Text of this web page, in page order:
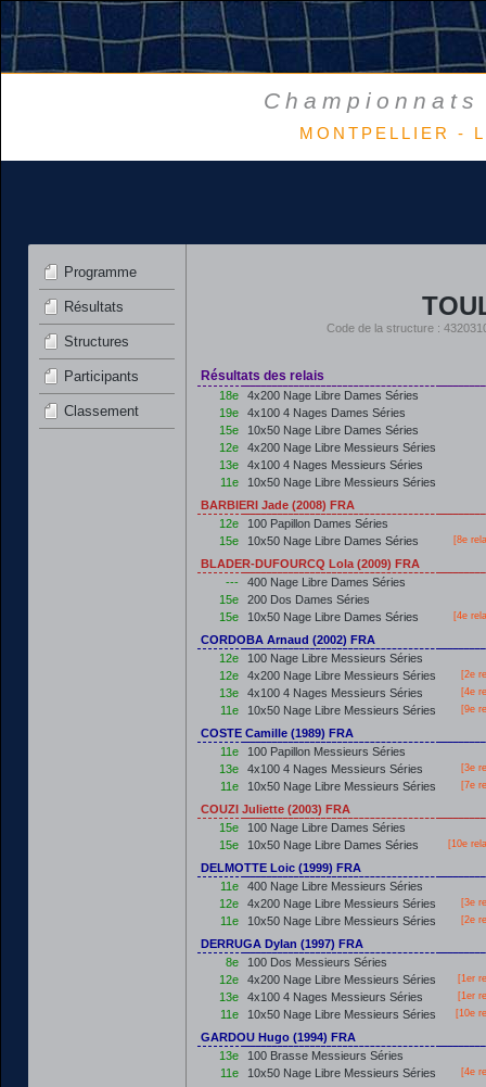
MONTPELLIER -
Programme
Résultats
Structures
Participants
Classement
Code de la structure :
Résultats des relais
18e
4x200 Nage Libre Dames Séries
19e
4x100 4 Nages Dames Séries
15e
10x50 Nage Libre Dames Séries
12e
4x200 Nage Libre Messieurs Séries
13e
4x100 4 Nages Messieurs Séries
11e
10x50 Nage Libre Messieurs Séries
BARBIERI Jade (2008) FRA
12e
100 Papillon Dames Séries
15e
10x50 Nage Libre Dames Séries [8e
BLADER-DUFOURCQ Lola (2009) FRA
---
400 Nage Libre Dames Séries
15e
200 Dos Dames Séries
15e
10x50 Nage Libre Dames Séries [4e
CORDOBA Arnaud (2002) FRA
12e
100 Nage Libre Messieurs Séries
12e
4x200 Nage Libre Messieurs Séries [2e
13e 4x100 4 Nages Messieurs Séries [4e
11e 10x50 Nage Libre Messieurs Séries [9e
COSTE Camille (1989) FRA
11e
100 Papillon Messieurs Séries
13e
4x100 4 Nages Messieurs Séries [3e
11e 10x50 Nage Libre Messieurs Séries [7e
COUZI Juliette (2003) FRA
15e
100 Nage Libre Dames Séries
15e
10x50 Nage Libre Dames Séries [10e
DELMOTTE Loic (1999) FRA
11e
400 Nage Libre Messieurs Séries
12e
4x200 Nage Libre Messieurs Séries [3e
11e 10x50 Nage Libre Messieurs Séries [2e
DERRUGA Dylan (1997) FRA
8e
100 Dos Messieurs Séries
12e
4x200 Nage Libre Messieurs Séries [1er
13e 4x100 4 Nages Messieurs Séries [1er
11e 10x50 Nage Libre Messieurs Séries [10e
GARDOU Hugo (1994) FRA
13e
100 Brasse Messieurs Séries
11e
10x50 Nage Libre Messieurs Séries [4e